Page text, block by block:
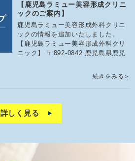
【鹿児島ラミュー美容形成クリニ
ックのご案内】
鹿児島ラミュー美容形成外科クリニ
ックの情報を追加いたしました。
【鹿児島ラミュー美容形成外科クリ
ニック】 〒892-0842 鹿児島県鹿児
続きをみる＞
詳しく見る